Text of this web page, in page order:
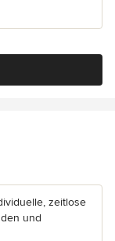
zeitlose
und